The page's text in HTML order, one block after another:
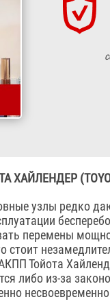
узлы редко
перемены
стоит
Тойота
либо из-за